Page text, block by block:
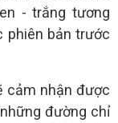
- trắng tương
phiên bản trước
cảm nhận được
đường chỉ